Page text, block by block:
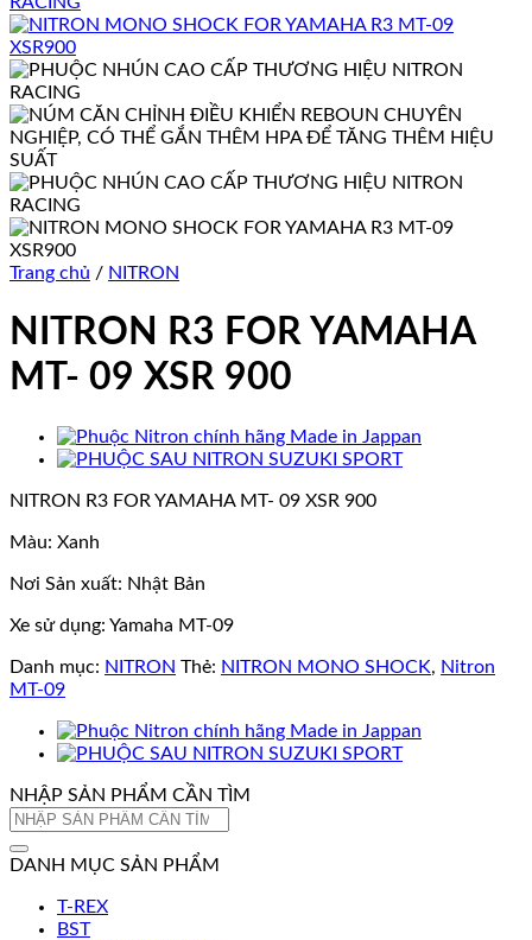
Trang chủ / NITRON
NITRON R3 FOR YAMAHA
MT- 09 XSR 900
NITRON R3 FOR YAMAHA MT- 09 XSR 900
Màu: Xanh
Nơi Sản xuất: Nhật Bản
Xe sử dụng: Yamaha MT-09
Danh mục: NITRON Thẻ: NITRON MONO SHOCK, Nitron
MT-09
NHẬP SẢN PHẨM CẦN TÌM
Tìm
DANH MỤC SẢN PHẨM
T-REX
BST